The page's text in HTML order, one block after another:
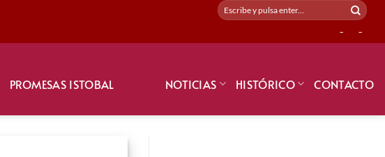
- -
PROMESAS ISTOBAL NOTICIAS HISTÓRICO CONTACTO